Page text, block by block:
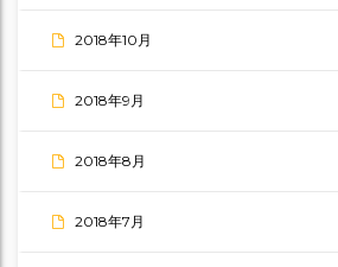
2018年10月
2018年9月
2018年8月
2018年7月